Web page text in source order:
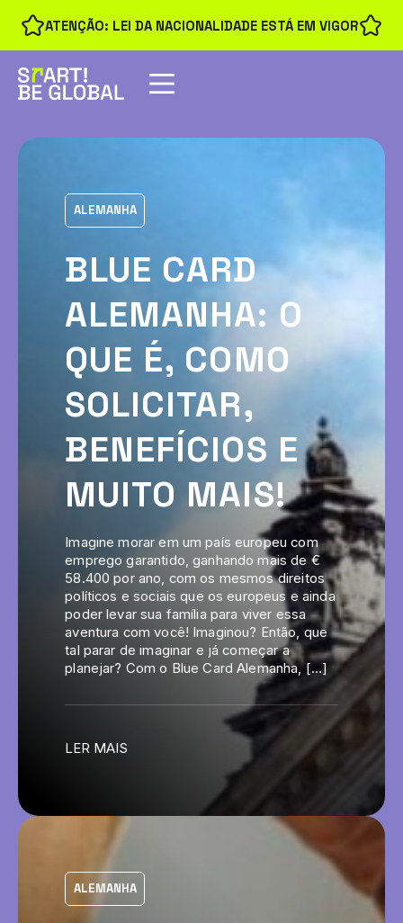
ATENÇÃO: LEI DA NACIONALIDADE ESTÁ EM VIGOR
ALEMANHA
BLUE CARD
ALEMANHA: O
QUE É, COMO
SOLICITAR,
BENEFÍCIOS E
MUITO MAIS!
Imagine morar em um país europeu com
emprego garantido, ganhando mais de €
58.400 por ano, com os mesmos direitos
políticos e sociais que os europeus e ainda
poder levar sua família para viver essa
aventura com você! Imaginou? Então, que
tal parar de imaginar e já começar a
planejar? Com o Blue Card Alemanha, […]
LER MAIS
ALEMANHA